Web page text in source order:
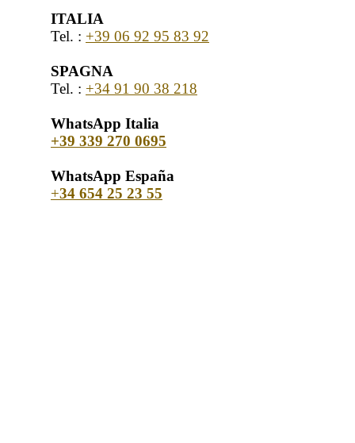
ITALIA
Tel. : +39 06 92 95 83 92
SPAGNA
Tel. : +34 91 90 38 218
WhatsApp Italia
+39 339 270 0695
WhatsApp España
+34 654 25 23 55